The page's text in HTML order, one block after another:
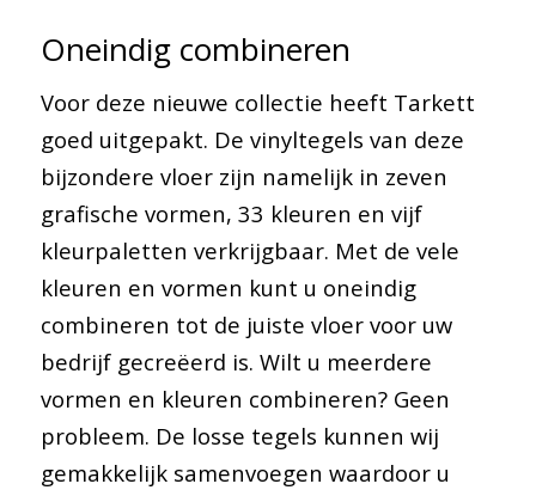
Oneindig combineren
Voor deze nieuwe collectie heeft Tarkett
goed uitgepakt. De vinyltegels van deze
bijzondere vloer zijn namelijk in zeven
grafische vormen, 33 kleuren en vijf
kleurpaletten verkrijgbaar. Met de vele
kleuren en vormen kunt u oneindig
combineren tot de juiste vloer voor uw
bedrijf gecreëerd is. Wilt u meerdere
vormen en kleuren combineren? Geen
probleem. De losse tegels kunnen wij
gemakkelijk samenvoegen waardoor u